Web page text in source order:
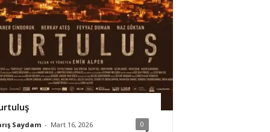
Saydam - Mart 16, 2026 0